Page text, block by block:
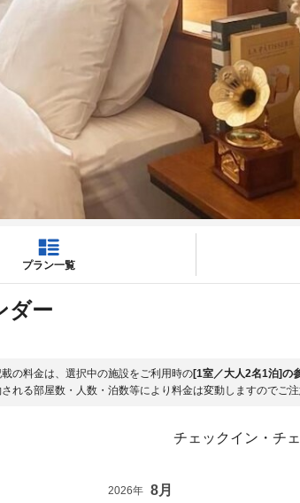
プラン一覧
ダー
の料金は、選択中の施設をご利用時の[1室／大人2名1泊]の
れる部屋数・人数・泊数等により料金は変動しますのでご注
チェックイン・チ
2026年 8月